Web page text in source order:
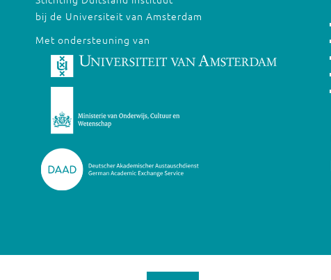
bij de Universiteit van Amsterdam
Met ondersteuning van